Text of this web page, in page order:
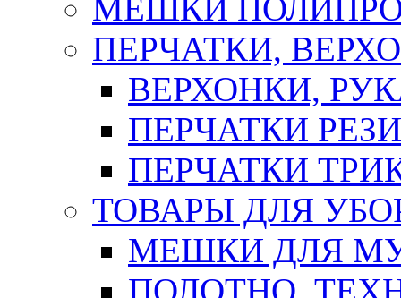
МЕШКИ
ПЕРЧАТКИ,
ВЕРХОНКИ,
ПЕРЧАТКИ
ПЕРЧАТКИ
ТОВАРЫ ДЛЯ
МЕШКИ ДЛЯ